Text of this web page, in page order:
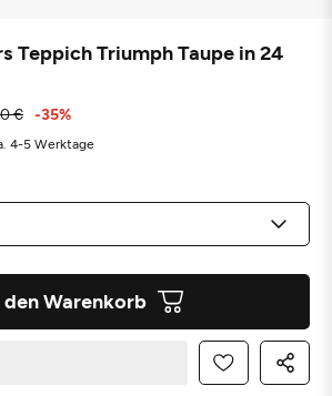
Teppich Triumph Taupe in 24
€ -35%
4-5 Werktage
den Warenkorb